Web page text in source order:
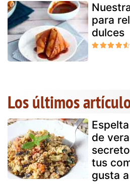
para
dulces
Los últimos
de
tus
gusta